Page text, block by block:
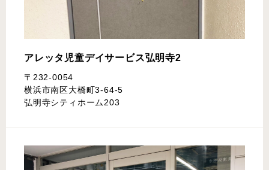
アレッタ児童デイサービス弘明寺2
〒232-0054
横浜市南区大橋町3-64-5
弘明寺シティホーム203